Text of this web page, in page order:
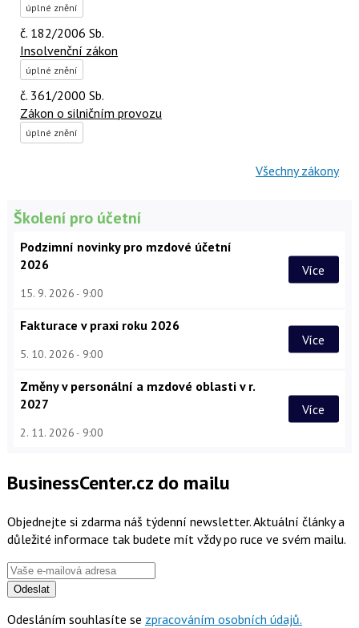
úplné znění
č. 182/2006 Sb.
Insolvenční zákon
úplné znění
č. 361/2000 Sb.
Zákon o silničním provozu
úplné znění
Všechny zákony
Školení pro účetní
Podzimní novinky pro mzdové účetní
2026
15. 9. 2026 9:00
Více
Fakturace v praxi roku 2026
5. 10. 2026 9:00
Více
Změny v personální a mzdové oblasti v r.
2027
2. 11. 2026 9:00
Více
BusinessCenter.cz do mailu
Objednejte si zdarma náš týdenní newsletter. Aktuální články a
důležité informace tak budete mít vždy po ruce ve svém mailu.
Odeslat
Odesláním souhlasíte se zpracováním osobních údajů.